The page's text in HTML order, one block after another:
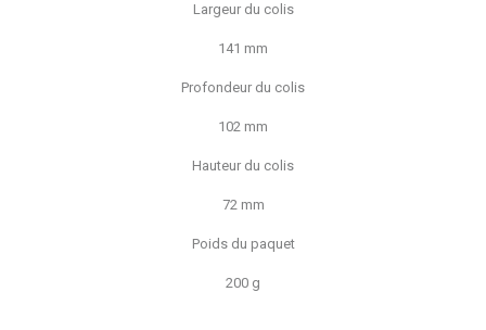
Largeur du colis
141 mm
Profondeur du colis
102 mm
Hauteur du colis
72 mm
Poids du paquet
200 g